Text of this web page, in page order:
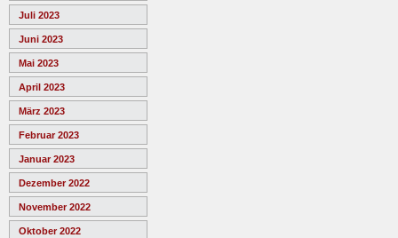
Juli 2023
Juni 2023
Mai 2023
April 2023
März 2023
Februar 2023
Januar 2023
Dezember 2022
November 2022
Oktober 2022